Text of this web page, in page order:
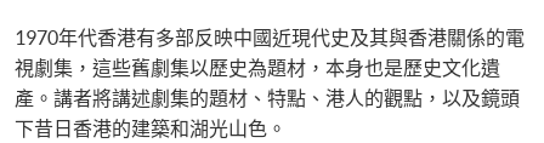
1970年代香港有多部反映中國近現代史及其與香港關係的電
視劇集，這些舊劇集以歷史為題材，本身也是歷史文化遺
產。講者將講述劇集的題材、特點、港人的觀點，以及鏡頭
下昔日香港的建築和湖光山色。